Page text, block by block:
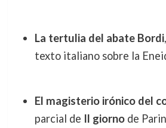
La tertulia del abate Bordi
texto italiano sobre la
El magisterio irónico del
parcial de Il giornode